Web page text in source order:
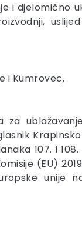
i djelomično
i Kumrovec,
107. i
(EU)
unije